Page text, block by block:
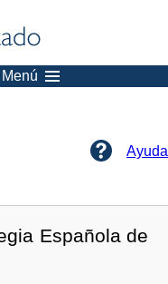
Menú
Ayuda
Española de